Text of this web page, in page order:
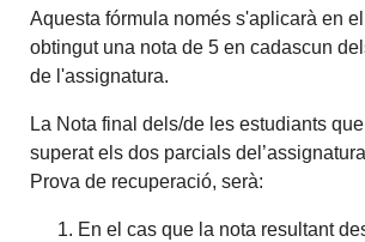
Aquesta fórmula només s'aplicarà en
obtingut una nota de 5 en cadascun
de l'assignatura.
La Nota final dels/de les estudiants
superat els dos parcials
Prova de recuperació, serà:
En el cas que la nota resultant